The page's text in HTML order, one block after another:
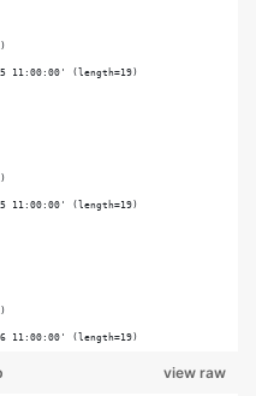
11:00:00' (length=19)
11:00:00' (length=19)
11:00:00' (length=19)
view raw